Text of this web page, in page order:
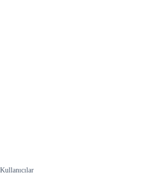
Kullanıcılar